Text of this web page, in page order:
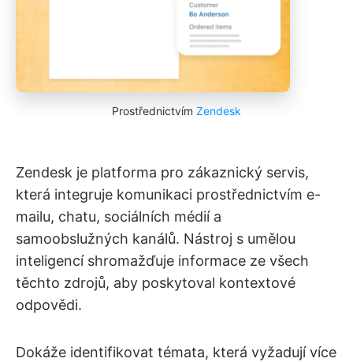
Prostřednictvím Zendesk
Zendesk je platforma pro zákaznický servis,
která integruje komunikaci prostřednictvím e-
mailu, chatu, sociálních médií a
samoobslužných kanálů. Nástroj s umělou
inteligencí shromažďuje informace ze všech
těchto zdrojů, aby poskytoval kontextové
odpovědi.
Dokáže identifikovat témata, která vyžadují více